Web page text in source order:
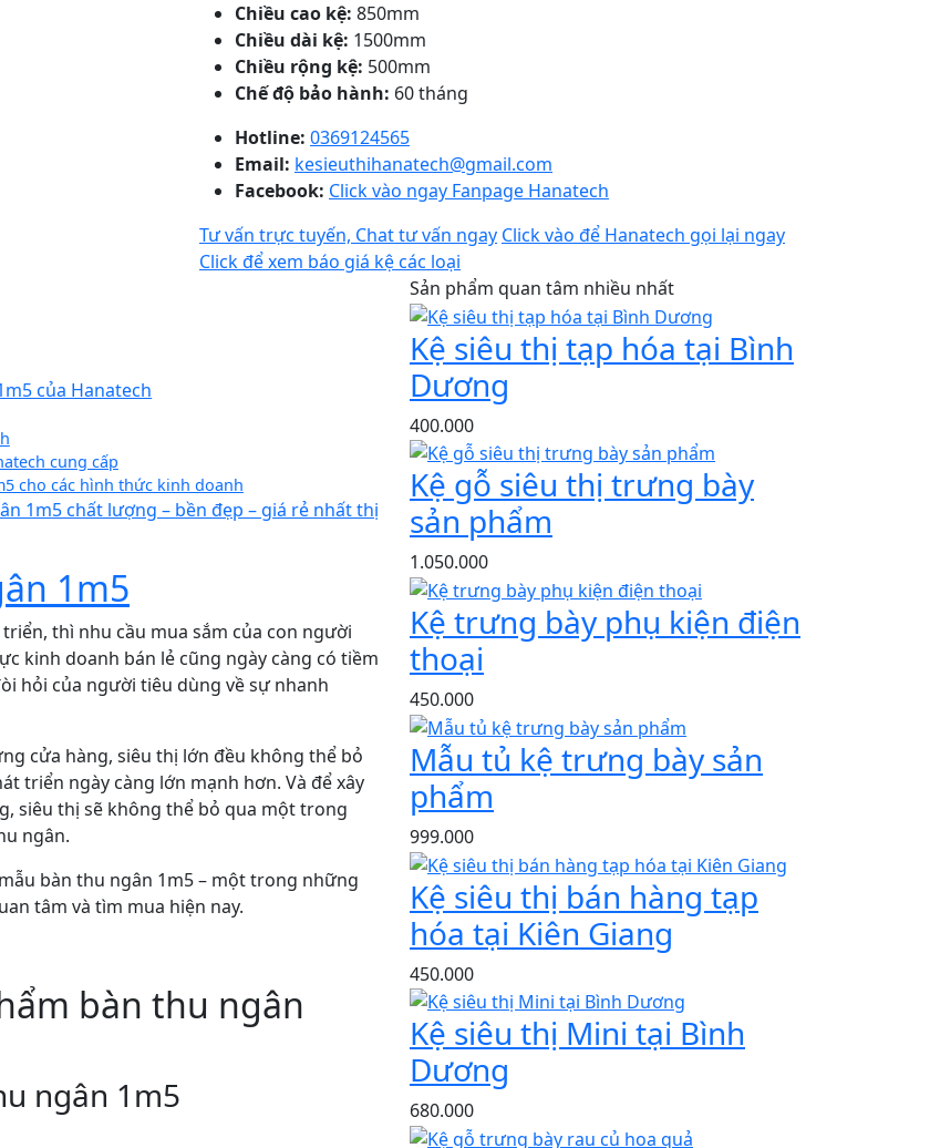
Chiều cao kệ: 850mm
Chiều dài kệ: 1500mm
Chiều rộng kệ: 500mm
Chế độ bảo hành: 60 tháng
Hotline: 0369124565
Email: kesieuthihanatech@gmail.com
Facebook: Click vào ngay Fanpage Hanatech
Tư vấn trực tuyến, Chat tư vấn ngay Click vào để Hanatech gọi lại ngay
Click để xem báo giá kệ các loại
của Hanatech
cung cấp
cho các hình thức kinh doanh
1m5 chất lượng – bền đẹp – giá rẻ nhất thị
1m5
thì nhu cầu mua sắm của con người
kinh doanh bán lẻ cũng ngày càng có tiềm
hỏi của người tiêu dùng về sự nhanh
cửa hàng, siêu thị lớn đều không thể bỏ
triển ngày càng lớn mạnh hơn. Và để xây
siêu thị sẽ không thể bỏ qua một trong
ngân.
bàn thu ngân 1m5 – một trong những
tâm và tìm mua hiện nay.
bàn thu ngân
ngân 1m5
Sản phẩm quan tâm nhiều nhất
Kệ siêu thị tạp hóa tại Bình
Dương
400.000
Kệ gỗ siêu thị trưng bày
sản phẩm
1.050.000
Kệ trưng bày phụ kiện điện
thoại
450.000
Mẫu tủ kệ trưng bày sản
phẩm
999.000
Kệ siêu thị bán hàng tạp
hóa tại Kiên Giang
450.000
Kệ siêu thị Mini tại Bình
Dương
680.000